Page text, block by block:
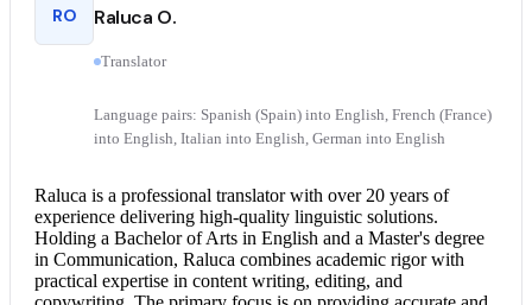
RO Raluca O.
Translator
Language pairs: Spanish (Spain) into English, French (France)
into English, Italian into English, German into English
Raluca is a professional translator with over 20 years of
experience delivering high-quality linguistic solutions.
Holding a Bachelor of Arts in English and a Master's degree
in Communication, Raluca combines academic rigor with
practical expertise in content writing, editing, and